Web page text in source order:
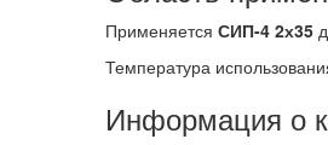
Применяется СИП-4 2х35
Температура
Информация о